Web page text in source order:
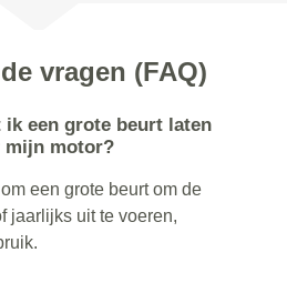
vragen (FAQ)
ik een grote beurt laten
mijn motor?
een grote beurt om de
jaarlijks uit te voeren,